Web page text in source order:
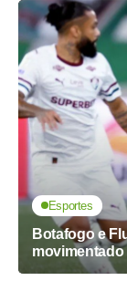
Esportes
Botafogo e
movimentado